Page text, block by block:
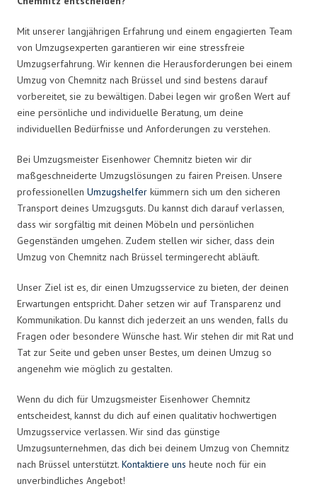
Mit unserer langjährigen Erfahrung und einem engagierten Team
von Umzugsexperten garantieren wir eine stressfreie
Umzugserfahrung. Wir kennen die Herausforderungen bei einem
Umzug von Chemnitz nach Brüssel und sind bestens darauf
vorbereitet, sie zu bewältigen. Dabei legen wir großen Wert auf
eine persönliche und individuelle Beratung, um deine
individuellen Bedürfnisse und Anforderungen zu verstehen.
Bei Umzugsmeister Eisenhower Chemnitz bieten wir dir
maßgeschneiderte Umzugslösungen zu fairen Preisen. Unsere
professionellen Umzugshelfer kümmern sich um den sicheren
Transport deines Umzugsguts. Du kannst dich darauf verlassen,
dass wir sorgfältig mit deinen Möbeln und persönlichen
Gegenständen umgehen. Zudem stellen wir sicher, dass dein
Umzug von Chemnitz nach Brüssel termingerecht abläuft.
Unser Ziel ist es, dir einen Umzugsservice zu bieten, der deinen
Erwartungen entspricht. Daher setzen wir auf Transparenz und
Kommunikation. Du kannst dich jederzeit an uns wenden, falls du
Fragen oder besondere Wünsche hast. Wir stehen dir mit Rat und
Tat zur Seite und geben unser Bestes, um deinen Umzug so
angenehm wie möglich zu gestalten.
Wenn du dich für Umzugsmeister Eisenhower Chemnitz
entscheidest, kannst du dich auf einen qualitativ hochwertigen
Umzugsservice verlassen. Wir sind das günstige
Umzugsunternehmen, das dich bei deinem Umzug von Chemnitz
nach Brüssel unterstützt. Kontaktiere uns heute noch für ein
unverbindliches Angebot!